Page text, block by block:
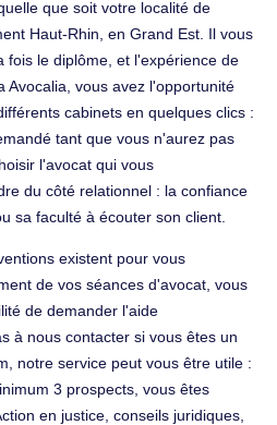
que soit votre localité de
Haut-Rhin, en Grand Est. Il vous
fois le diplôme, et l'expérience de
Avocalia, vous avez l'opportunité
cabinets en quelques clics :
tant que vous n'aurez pas
l'avocat qui vous
du côté relationnel : la confiance
sa faculté à écouter son client.
existent pour vous
de vos séances d'avocat, vous
de demander l'aide
à nous contacter si vous êtes un
notre service peut vous être utile :
3 prospects, vous êtes
en justice, conseils juridiques,